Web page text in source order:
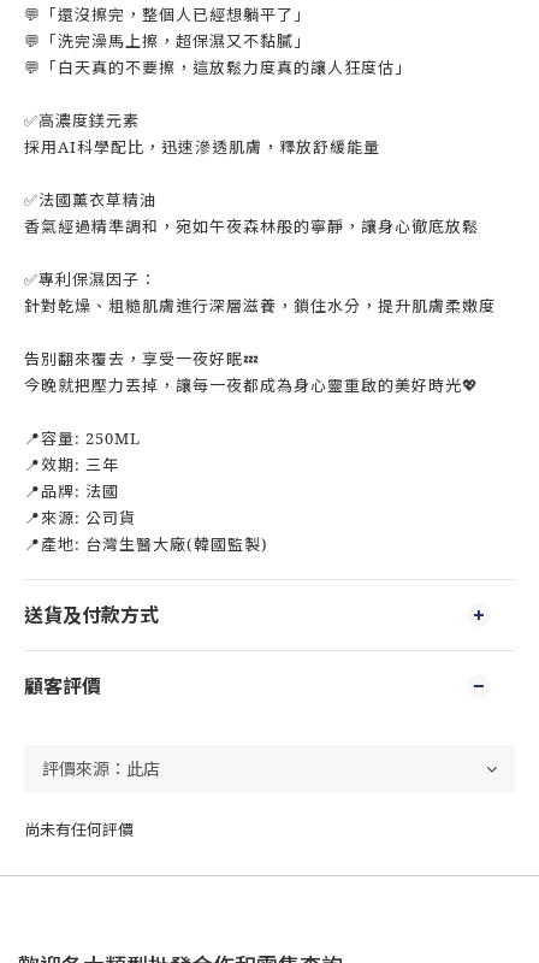
💬「還沒擦完，整個人已經想躺平了」
💬「洗完澡馬上擦，超保濕又不黏膩」
💬「白天真的不要擦，這放鬆力度真的讓人狂度估」
✅高濃度鎂元素
採用AI科學配比，迅速滲透肌膚，釋放舒緩能量
✅法國薰衣草精油
香氣經過精準調和，宛如午夜森林般的寧靜，讓身心徹底放鬆
✅專利保濕因子：
針對乾燥、粗糙肌膚進行深層滋養，鎖住水分，提升肌膚柔嫩度
告別翻來覆去，享受一夜好眠💤
今晚就把壓力丟掉，讓每一夜都成為身心靈重啟的美好時光💖
📍容量: 250ML
📍效期: 三年
📍品牌: 法國
📍來源: 公司貨
📍產地: 台灣生醫大廠(韓國監製)
送貨及付款方式
顧客評價
尚未有任何評價